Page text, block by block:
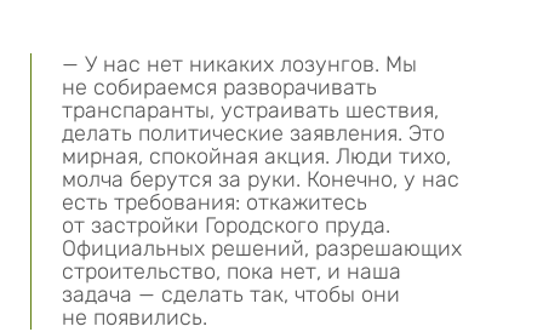
— У нас нет никаких лозунгов. Мы
не собираемся разворачивать
транспаранты, устраивать шествия,
делать политические заявления. Это
мирная, спокойная акция. Люди тихо,
молча берутся за руки. Конечно, у нас
есть требования: откажитесь
от застройки Городского пруда.
Официальных решений, разрешающих
строительство, пока нет, и наша
задача — сделать так, чтобы они
не появились.